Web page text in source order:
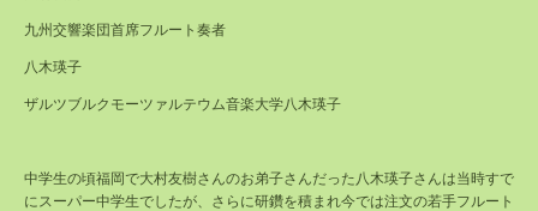
九州交響楽団首席フルート奏者
八木瑛子
ザルツブルクモーツァルテウム音楽大学八木瑛子
中学生の頃福岡で大村友樹さんのお弟子さんだった八木瑛子さんは当時すで
にスーパー中学生でしたが、さらに研鑽を積まれ今では注文の若手フルート